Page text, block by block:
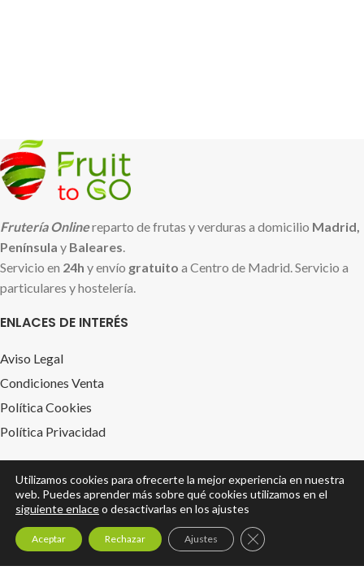
Frutería Onlinereparto de frutas y verduras a domicilio Madrid,
Península y Baleares.
Servicio en 24h y envío gratuito a Centro de Madrid. Servicio a
particulares y hostelería.
ENLACES DE INTERÉS
Aviso Legal
Condiciones Venta
Política Cookies
Política Privacidad
Tienda
Cestas de Frutas
Empresa
Utilizamos cookies para ofrecerte la mejor experiencia en nuestra
web. Puedes aprender más sobre qué cookies utilizamos en el
siguiente enlaceo desactivarlas en los ajustes
Aceptar Rechazar Ajustes Cerrar el banner de
Lista Compra
Cesta
Mi cuenta